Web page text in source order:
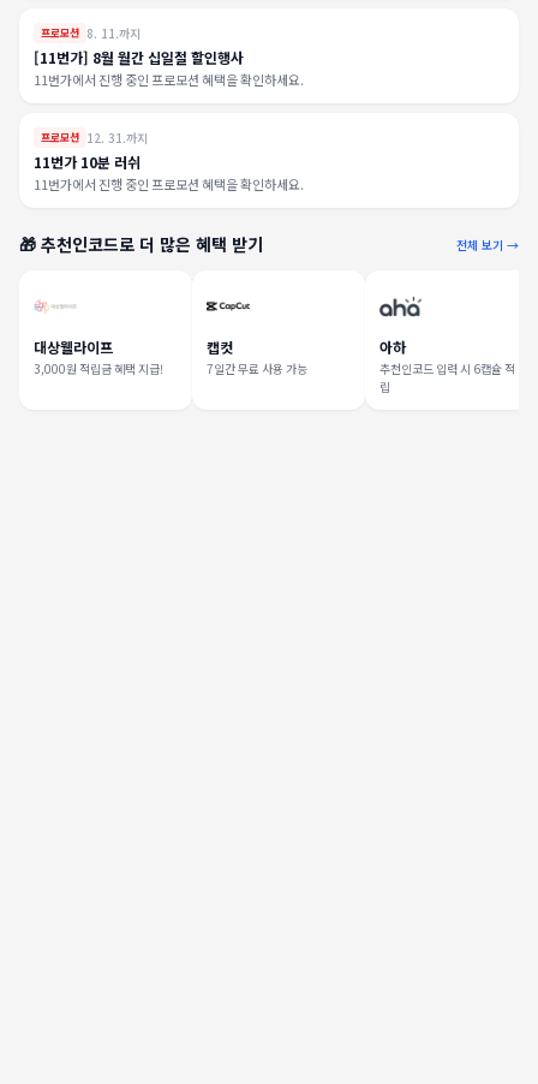
프로모션 8. 11.까지
[11번가] 8월 월간 십일절 할인행사
11번가에서 진행 중인 프로모션 혜택을 확인하세요.
프로모션 12. 31.까지
11번가 10분 러쉬
11번가에서 진행 중인 프로모션 혜택을 확인하세요.
🎁 추천인코드로 더 많은 혜택 받기 전체 보기 →
대상웰라이프
3,000원 적립금 혜택 지급!
캡컷
7일간 무료 사용 가능
아하
추천인코드 입력 시 6캡슐 적
립